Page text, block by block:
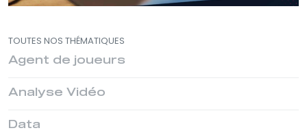
TOUTES NOS THÉMATIQUES
Agent de joueurs
Analyse Vidéo
Data